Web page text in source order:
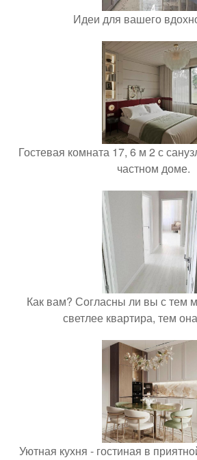
Идеи для вашего
Гостевая комната 17, 6 м 2 с
частном доме.
Как вам? Согласны ли вы с тем
светлее квартира, тем
Уютная кухня - гостиная в